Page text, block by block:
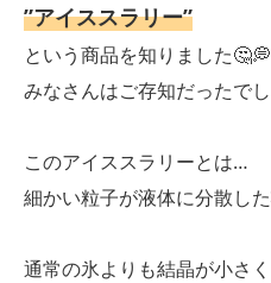
”アイススラリー”
という商品を知りました🤔💭
みなさんはご存知だったで
このアイススラリーとは…
細かい粒子が液体に分散し
通常の氷よりも結晶が小さ